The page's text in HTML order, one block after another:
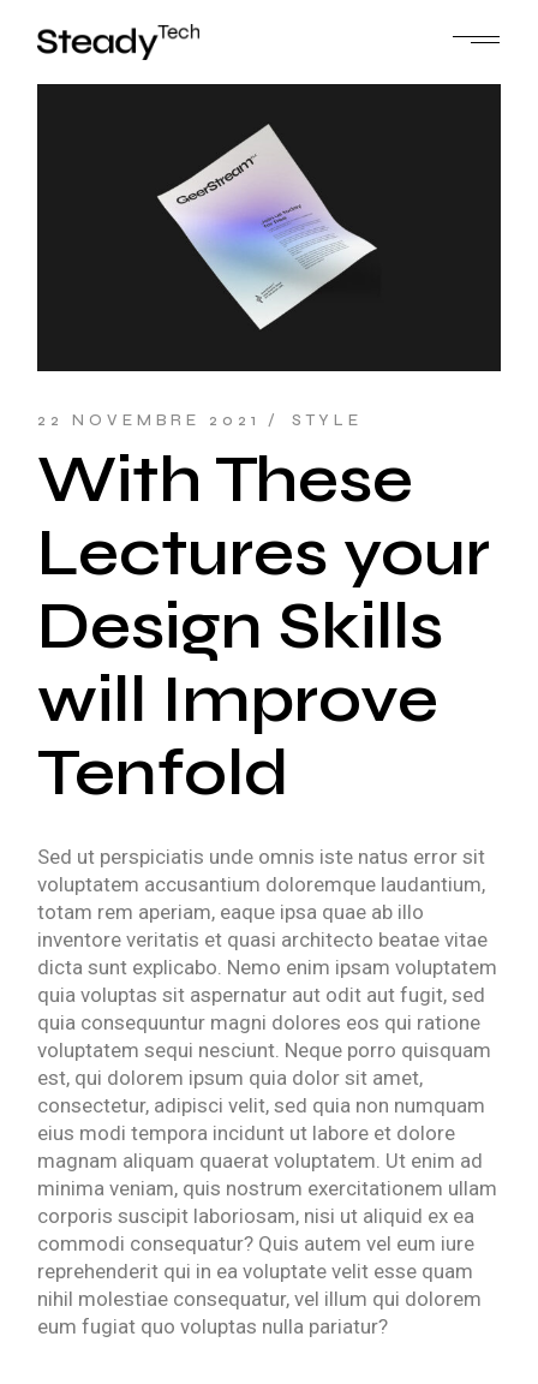
22 NOVEMBRE 2021 STYLE
With These
Lectures your
Design Skills
will Improve
Tenfold
Sed ut perspiciatis unde omnis iste natus error sit
voluptatem accusantium doloremque laudantium,
totam rem aperiam, eaque ipsa quae ab illo
inventore veritatis et quasi architecto beatae vitae
dicta sunt explicabo. Nemo enim ipsam voluptatem
quia voluptas sit aspernatur aut odit aut fugit, sed
quia consequuntur magni dolores eos qui ratione
voluptatem sequi nesciunt. Neque porro quisquam
est, qui dolorem ipsum quia dolor sit amet,
consectetur, adipisci velit, sed quia non numquam
eius modi tempora incidunt ut labore et dolore
magnam aliquam quaerat voluptatem. Ut enim ad
minima veniam, quis nostrum exercitationem ullam
corporis suscipit laboriosam, nisi ut aliquid ex ea
commodi consequatur? Quis autem vel eum iure
reprehenderit qui in ea voluptate velit esse quam
nihil molestiae consequatur, vel illum qui dolorem
eum fugiat quo voluptas nulla pariatur?